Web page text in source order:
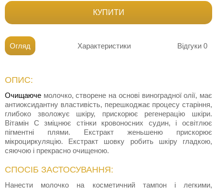
КУПИТИ
Огляд Характеристики Відгуки 0
ОПИС:
Очищаюче молочко, створене на основі виноградної олії, має
антиоксидантну властивість, перешкоджає процесу старіння,
глибоко зволожує шкіру, прискорює регенерацію шкіри.
Вітамін С зміцнює стінки кровоносних судин, і освітлює
пігментні плями. Екстракт женьшеню прискорює
мікроциркуляцію. Екстракт шовку робить шкіру гладкою,
сяючою і прекрасно очищеною.
СПОСІБ ЗАСТОСУВАННЯ:
Нанести молочко на косметичний тампон і легкими,